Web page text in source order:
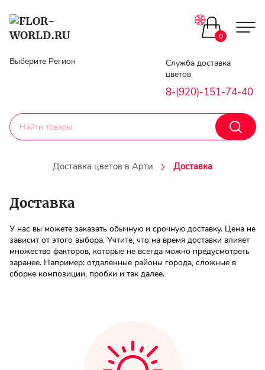
Главная
Доставка
Личный
кобинет
Выберите Регион
Служба доставка
цветов
8-(920)-151-74-40
0
Доставка цветов в Арти Доставка
Доставка
У нас вы можете заказать обычную и срочную доставку. Цена не
зависит от этого выбора. Учтите, что на время доставки влияет
множество факторов, которые не всегда можно предусмотреть
заранее. Например: отдаленные районы города, сложные в
сборке композиции, пробки и так далее.